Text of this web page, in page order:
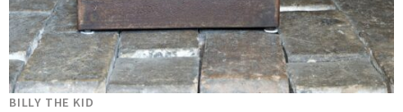
BILLY THE KID